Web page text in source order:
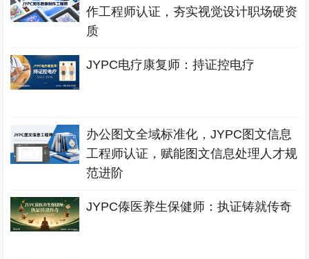
作工程师认证，夯实视觉设计职场硬资
质
JYPC电疗康复师：持证控电疗
办公图文全域标准化，JYPC图文信息
工程师认证，赋能图文信息处理人才规
范进阶
JYPC傣医养生保健师：执证铸就传奇